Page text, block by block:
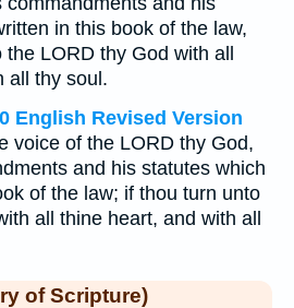
in this book of the law,
LORD thy God with all
all thy soul.
English Revised Version
voice of the LORD thy God,
and his statutes which
of the law; if thou turn unto
all thine heart, and with all
of Scripture)